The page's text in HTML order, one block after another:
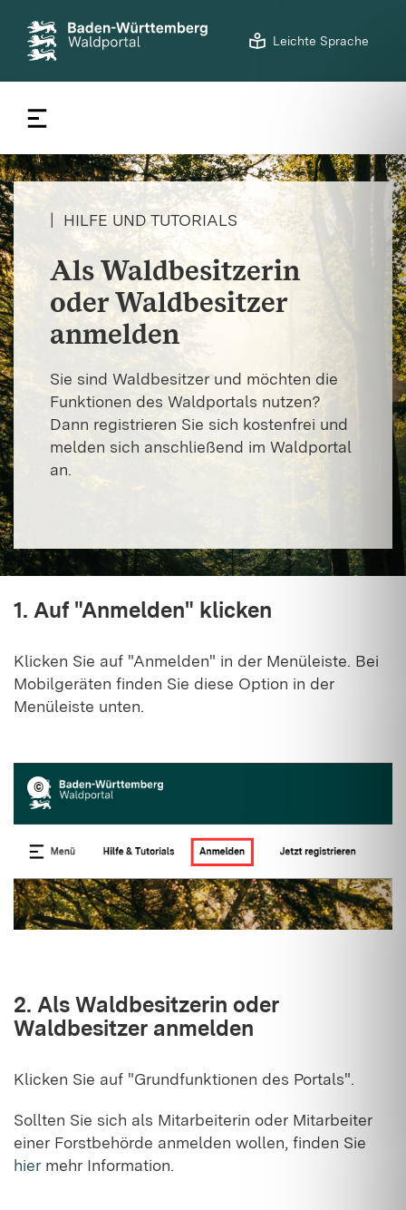
S
t
a
t
e
i
Leichte Sprache
© LVF BW/Noah Schneider
HILFE UND TUTORIALS
Als Waldbesitzerin
oder Waldbesitzer
anmelden
Sie sind Waldbesitzer und möchten die
Funktionen des Waldportals nutzen?
Dann registrieren Sie sich kostenfrei und
melden sich anschließend im Waldportal
an.
1. Auf "Anmelden" klicken
Klicken Sie auf "Anmelden" in der Menüleiste. Bei
Mobilgeräten finden Sie diese Option in der
Menüleiste unten.
© LFV BW
2. Als Waldbesitzerin oder
Waldbesitzer anmelden
Klicken Sie auf "Grundfunktionen des Portals".
Sollten Sie sich als Mitarbeiterin oder Mitarbeiter
einer Forstbehörde anmelden wollen, finden Sie
hier mehr Information.